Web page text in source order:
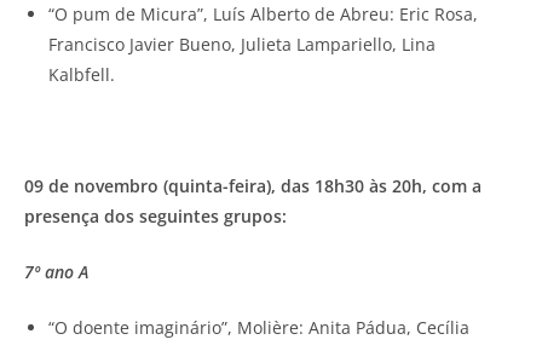
“O pum de Micura”, Luís Alberto de Abreu: Eric Rosa,
Francisco Javier Bueno, Julieta Lampariello, Lina
Kalbfell.
09 de novembro (quint​a-feira), das 18h30 às 20h, com a
presença dos seguintes grupos:​
7º ano A
“O doente imaginário”, Molière: Anita Pádua, Cecília